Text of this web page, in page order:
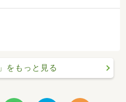
」をもっと見る